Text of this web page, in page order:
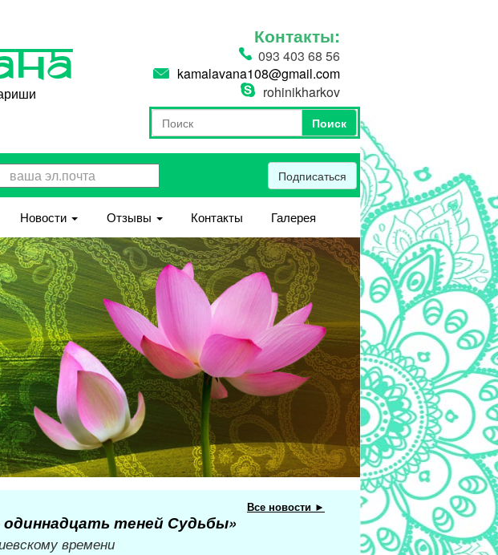
Контакты:
093 403 68 56
kamalavana108@gmail.com
rohinikharkov
Форма поиска
Поиск
Поиск
Подписаться
Новости Отзывы Контакты Галерея
Все новости ►
теней Судьбы»
времени